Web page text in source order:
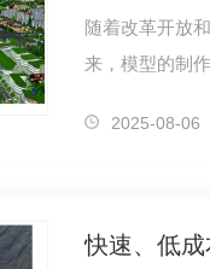
随着改革开放
来，模型的制
2025-08-06